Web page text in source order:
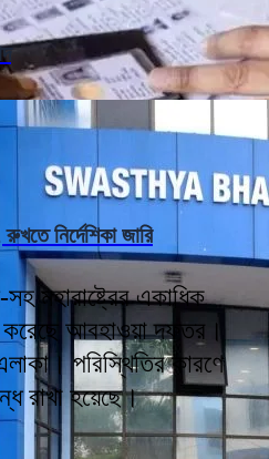
নির্দেশিকা জারি
মহারাষ্ট্রের একাধিক
করেছে আবহাওয়া দফতর।
পরিস্থিতির কারণে
রাখা হয়েছে।